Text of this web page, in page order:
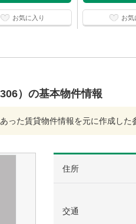
お気に入り お気
）の基本物件情報
った賃貸物件情報を元に作成した
住所
交通